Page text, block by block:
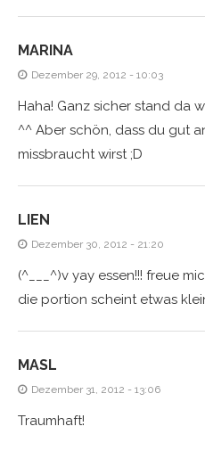
MARINA
Dezember 29, 2012 - 10:03
Haha! Ganz sicher stand da
^^ Aber schön, dass du gut
missbraucht wirst ;D
LIEN
Dezember 30, 2012 - 21:20
(^___^)v yay essen!!! freue
die portion scheint etwas
MASL
Dezember 31, 2012 - 13:06
Traumhaft!